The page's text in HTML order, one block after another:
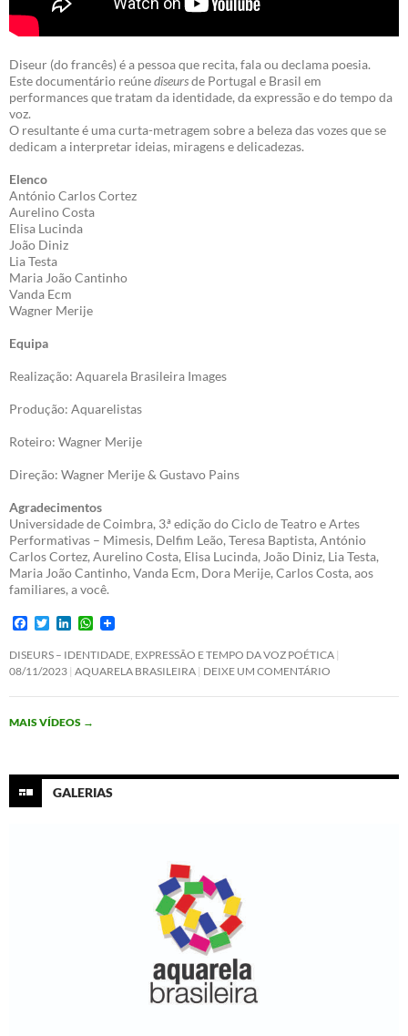
Diseur (do francês) é a pessoa que recita, fala ou declama poesia.
Este documentário reúnediseursde Portugal e Brasil em
performances que tratam da identidade, da expressão e do tempo da
voz.
O resultante é uma curta-metragem sobre a beleza das vozes que se
dedicam a interpretar ideias, miragens e delicadezas.
Elenco
António Carlos Cortez
Aurelino Costa
Elisa Lucinda
João Diniz
Lia Testa
Maria João Cantinho
Vanda Ecm
Wagner Merije
Equipa
Realização: Aquarela Brasileira Images
Produção: Aquarelistas
Roteiro: Wagner Merije
Direção: Wagner Merije & Gustavo Pains
Agradecimentos
Universidade de Coimbra, 3.ª edição do Ciclo de Teatro e Artes
Performativas – Mimesis, Delfim Leão, Teresa Baptista, António
Carlos Cortez, Aurelino Costa, Elisa Lucinda, João Diniz, Lia Testa,
Maria João Cantinho, Vanda Ecm, Dora Merije, Carlos Costa, aos
familiares, a você.
F
c
e
b
o
k
T
i
t
t
e
n
k
e
d
n
W
a
t
s
A
DISEURS – IDENTIDADE, EXPRESSÃO E TEMPO DA VOZ POÉTICA
08/11/2023 AQUARELA BRASILEIRA DEIXE UM COMENTÁRIO
MAIS VÍDEOS →
GALERIAS